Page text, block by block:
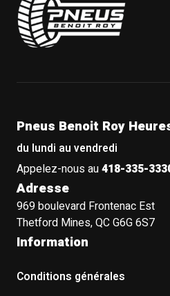
Pneus Benoit Roy
du lundi au vendredi
Appelez-nous au418-335-
Adresse
969 boulevard Frontenac Est
Thetford Mines, QC G6G 6S7
Information
Conditions générales